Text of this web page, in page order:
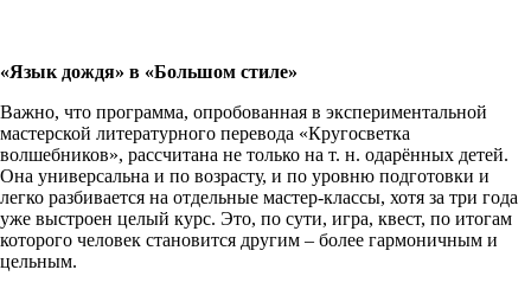
«Язык дождя» в «Большом стиле»
Важно, что программа, опробованная в экспериментальной
мастерской литературного перевода «Кругосветка
волшебников», рассчитана не только на т. н. одарённых детей.
Она универсальна и по возрасту, и по уровню подготовки и
легко разбивается на отдельные мастер-классы, хотя за три года
уже выстроен целый курс. Это, по сути, игра, квест, по итогам
которого человек становится другим – более гармоничным и
цельным.